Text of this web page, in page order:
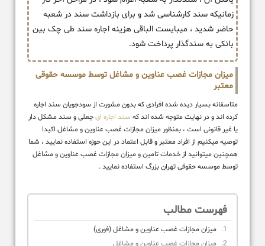
زمانیکه سند کارشناسی شد و برای بازداشت سند در شعبه
حاضر شدید ، میبایست الباقی هزینه اجاره سند طی چک بین
بانکی به سندگذار پرداخت شود.
میزان مجازات غصب عناوین و مشاغل توسط موسسه حقوقی
معتبر
متاسفانه بسیار دیده شده افرادی که بدون مشورت از سودجویان سند اجاره
کرده اند و در نهایت متوجه شده اند که سند اجاره ایجعلی و سند مشکل دار
یا غیر قانونی است ، بمنظور میزان مجازات غصب عناوین و مشاغل اکیدا
توصیه میکنیم از افراد معتبر و قابل اعتماد در این حوزه استفاده نمایید ، شما
همچنین میتوانید از خدمات تامین و میزان مجازات غصب عناوین و مشاغل
توسط موسسه حقوقی تهران بزرگ استفاده نمایید .
فهرست مطالب
میزان مجازات غصب عناوین و مشاغل (فوری)
میزان مجازات غصب عناوین و مشاغل